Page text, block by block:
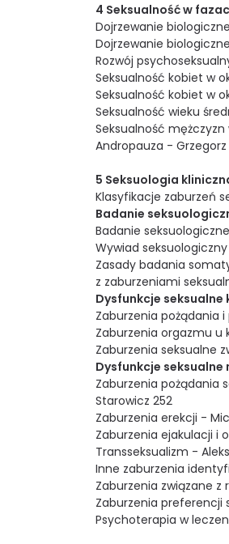
4 Seksualność w
Dojrzewanie
Dojrzewanie
Rozwój
Seksualność kobiet w
Seksualność kobiet w
Seksualność wieku
Seksualność
Andropauza - Grzegorz
5 Seksuologia
Klasyfikacje zaburzeń
Badanie
Badanie
Wywiad
Zasady badania
z zaburzeniami
Dysfunkcje seksualne
Zaburzenia pożądania
Zaburzenia orgazmu u
Zaburzenia seksualne
Dysfunkcje seksualne
Zaburzenia pożądania
Starowicz 252
Zaburzenia erekcji -
Zaburzenia ejakulacji i
Transseksualizm -
Inne zaburzenia
Zaburzenia związane z
Zaburzenia preferencji
Psychoterapia w